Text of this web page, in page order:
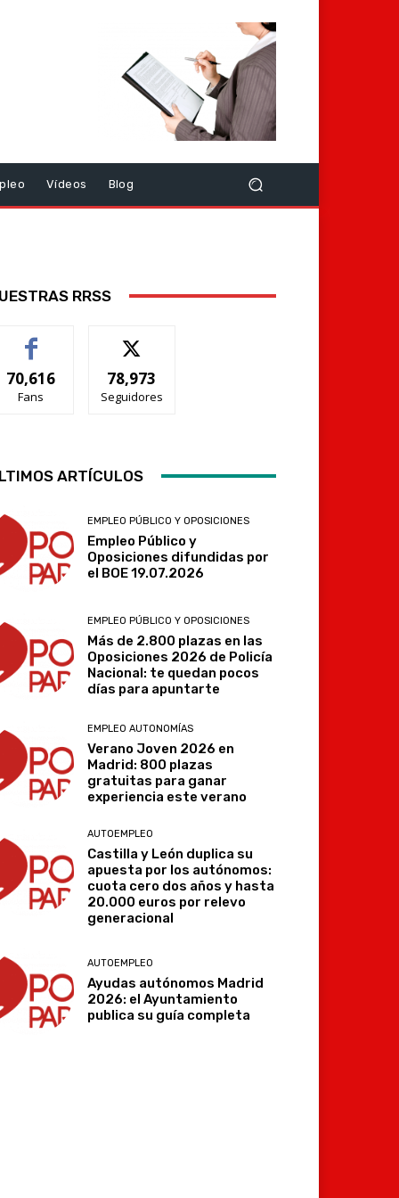
Vídeos Blog
RRSS
70,616
Fans
78,973
Seguidores
ARTÍCULOS
EMPLEO PÚBLICO Y OPOSICIONES
Empleo Público y
Oposiciones difundidas por
el BOE 19.07.2026
EMPLEO PÚBLICO Y OPOSICIONES
Más de 2.800 plazas en las
Oposiciones 2026 de Policía
Nacional: te quedan pocos
días para apuntarte
EMPLEO AUTONOMÍAS
Verano Joven 2026 en
Madrid: 800 plazas
gratuitas para ganar
experiencia este verano
AUTOEMPLEO
Castilla y León duplica su
apuesta por los autónomos:
cuota cero dos años y hasta
20.000 euros por relevo
generacional
AUTOEMPLEO
Ayudas autónomos Madrid
2026: el Ayuntamiento
publica su guía completa